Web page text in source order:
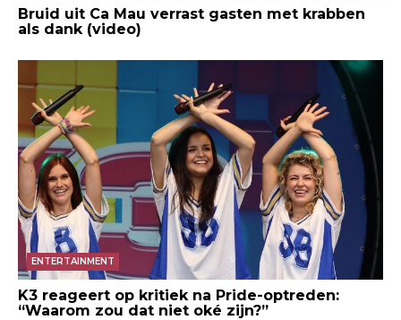
Bruid uit Ca Mau verrast gasten met krabben
als dank (video)
ENTERTAINMENT
K3 reageert op kritiek na Pride-optreden:
“Waarom zou dat niet oké zijn?”